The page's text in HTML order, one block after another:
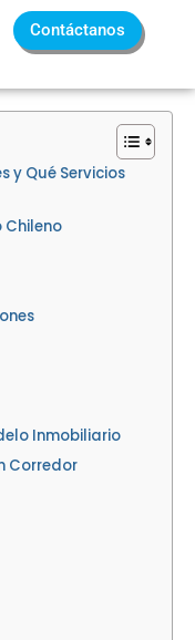
Contáctanos
y Qué Servicios
Chileno
Inmobiliario
Corredor